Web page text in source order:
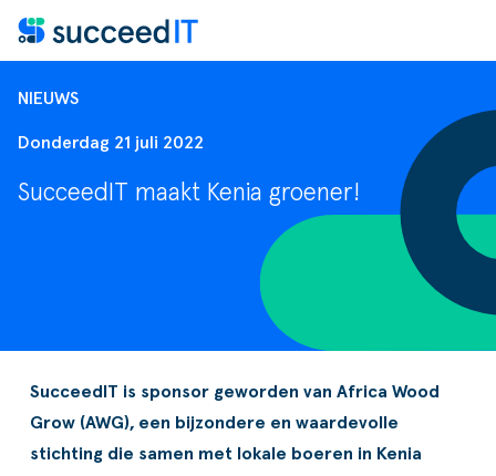
Wat is Microsoft Dynamics 365
Wat is Microsoft Dynamics
Apps voor Business Central
Factuurverwerking
Transportorders
NIEUWS
Donderdag 21 juli 2022
SucceedIT maakt Kenia groener!
SucceedIT is sponsor geworden van Africa Wood
Grow (AWG), een bijzondere en waardevolle
stichting die samen met lokale boeren in Kenia